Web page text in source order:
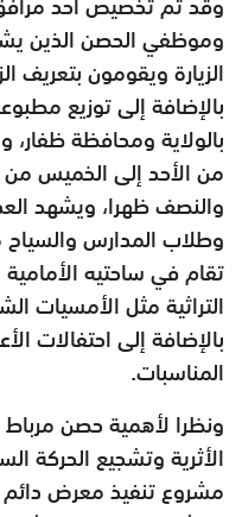
‏وموظفي ‏الحصن ‏الذين
‏الزيارة ‏ويقومون ‏بتعريف
بالإضافة إلى ‏توزيع
بالولاية ومحافظة ظفار،
من الأحد إلى الخميس من
والنصف ظهرا، ‏ويشهد
وطلاب المدارس
تقام في ‏ساحتيه الأمامية
‏التراثية ‏مثل الأمسيات
بالإضافة ‏إلى ‏احتفالات
المناسبات.
ونظرا لأهمية حصن مرباط
الأثرية وتشجيع الحركة
مشروع تنفيذ معرض دائم